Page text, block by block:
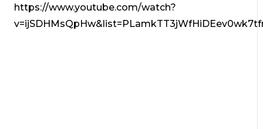
https://www.youtube.com/watch?